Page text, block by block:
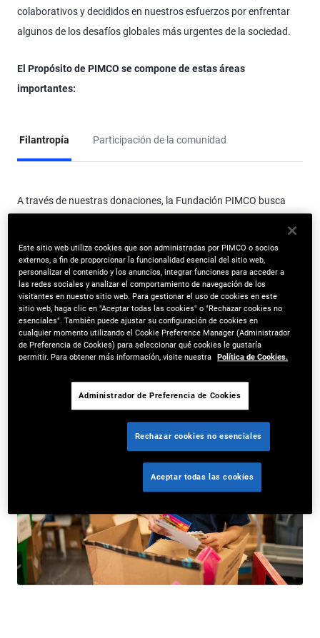
colaborativos y decididos en nuestros esfuerzos por enfrentar
algunos de los desafíos globales más urgentes de la sociedad.
El Propósito de PIMCO se compone de estas áreas
importantes:
Filantropía Participación de la comunidad
A través de nuestras donaciones, la Fundación PIMCO busca
Apoyo a organizaciones sin fines de lucro
La Fundación PIMCO dona a organizaciones sin fines de lucro de
alto desempeño para respaldar servicios esenciales en terreno y
oportunidades innovadoras en todo el mundo.
Amplificación de la generosidad de los empleados
que retribuyen a la comunidad, permitiendo que las
Este sitio web utiliza cookies que son administradas por PIMCO o socios
externos, a fin de proporcionar la funcionalidad esencial del sitio web,
personalizar el contenido y los anuncios, integrar funciones para acceder a
las redes sociales y analizar el comportamiento de navegación de los
visitantes en nuestro sitio web. Para gestionar el uso de cookies en este
sitio web, haga clic en "Aceptar todas las cookies" o "Rechazar cookies no
esenciales". También puede ajustar su configuración de cookies en
cualquier momento utilizando el Cookie Preference Manager (Administrador
de Preferencia de Cookies) para seleccionar qué cookies le gustaría
permitir. Para obtener más información, visite nuestra Política de Cookies.
Administrador de Preferencia de Cookies
Rechazar cookies no esenciales
Aceptar todas las cookies